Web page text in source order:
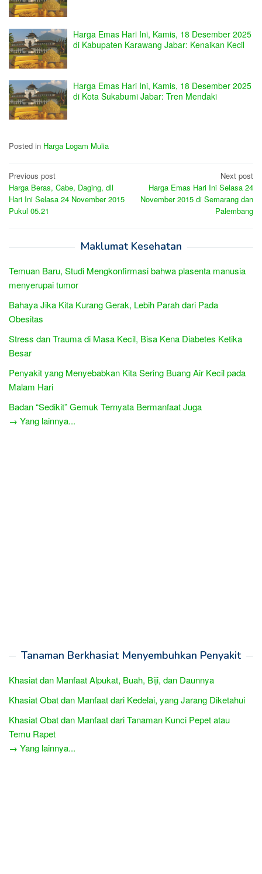
Harga Emas Hari Ini, Kamis, 18 Desember 2025
di Kabupaten Karawang Jabar: Kenaikan Kecil
Harga Emas Hari Ini, Kamis, 18 Desember 2025
di Kota Sukabumi Jabar: Tren Mendaki
Posted in Harga Logam Mulia
Post
navigation
Previous post
Harga Beras, Cabe, Daging, dll
Hari Ini Selasa 24 November 2015
Pukul 05.21
Next post
Harga Emas Hari Ini Selasa 24
November 2015 di Semarang dan
Palembang
Maklumat Kesehatan
Temuan Baru, Studi Mengkonfirmasi bahwa plasenta manusia
menyerupai tumor
Bahaya Jika Kita Kurang Gerak, Lebih Parah dari Pada
Obesitas
Stress dan Trauma di Masa Kecil, Bisa Kena Diabetes Ketika
Besar
Penyakit yang Menyebabkan Kita Sering Buang Air Kecil pada
Malam Hari
Badan “Sedikit” Gemuk Ternyata Bermanfaat Juga
→ Yang lainnya...
Tanaman Berkhasiat Menyembuhkan Penyakit
Khasiat dan Manfaat Alpukat, Buah, Biji, dan Daunnya
Khasiat Obat dan Manfaat dari Kedelai, yang Jarang Diketahui
Khasiat Obat dan Manfaat dari Tanaman Kunci Pepet atau
Temu Rapet
→ Yang lainnya...